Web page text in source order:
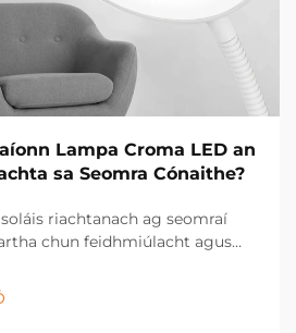
Lampa Croma LED an
sa Seomra Cónaithe?
riachtanach ag seomraí
chun feidhmiúlacht agus
an timpeallacht a athrú i aon
éifeachtach in éadan an